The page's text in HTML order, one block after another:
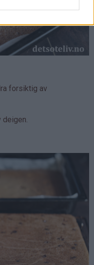
forsiktig av
deigen.